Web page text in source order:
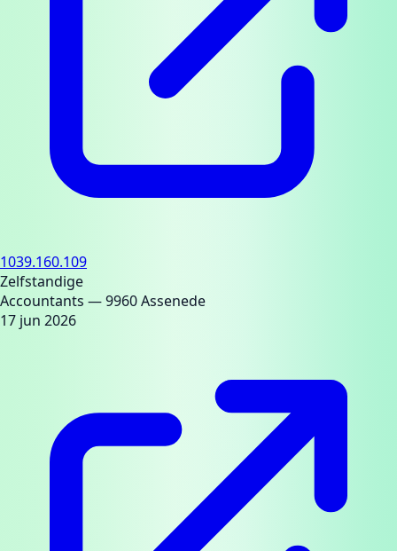
1039.160.109
Zelfstandige
Accountants — 9960 Assenede
17 jun 2026